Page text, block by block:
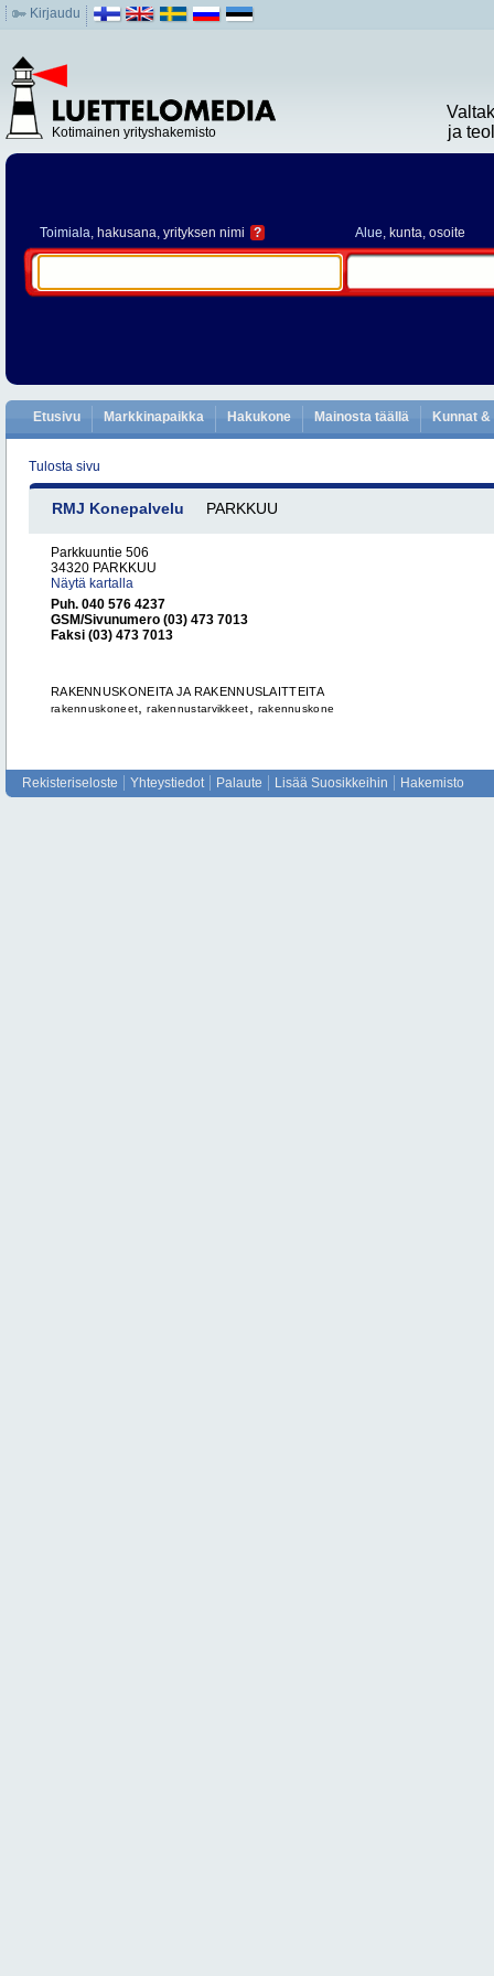
Kirjaudu
Kotimainen yrityshakemisto
ja
Toimiala, hakusana, yrityksen nimi ? Alue, kunta, osoite
Etusivu Markkinapaikka Hakukone Mainosta täällä Kunnat
Tulosta sivu
RMJ Konepalvelu PARKKUU
Parkkuuntie 506
34320 PARKKUU
Näytä kartalla
Puh. 040 576 4237
GSM/Sivunumero (03) 473 7013
Faksi (03) 473 7013
RAKENNUSKONEITA JA RAKENNUSLAITTEITA
rakennuskoneet ,rakennustarvikkeet rakennuskone
Rekisteriseloste Yhteystiedot Palaute Lisää Suosikkeihin Hakemisto